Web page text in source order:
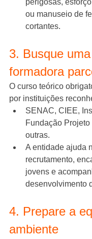
perigosas,
ou manuseio de
cortantes.
3. Busque
formadora
O curso teórico
por instituições
SENAC, CIEE,
Fundação Projeto
outras.
A entidade ajuda
recrutamento,
jovens e
desenvolvimento
4. Prepare a
ambiente